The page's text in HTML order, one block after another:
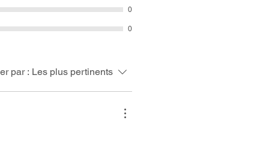
0
0
par : Les plus pertinents